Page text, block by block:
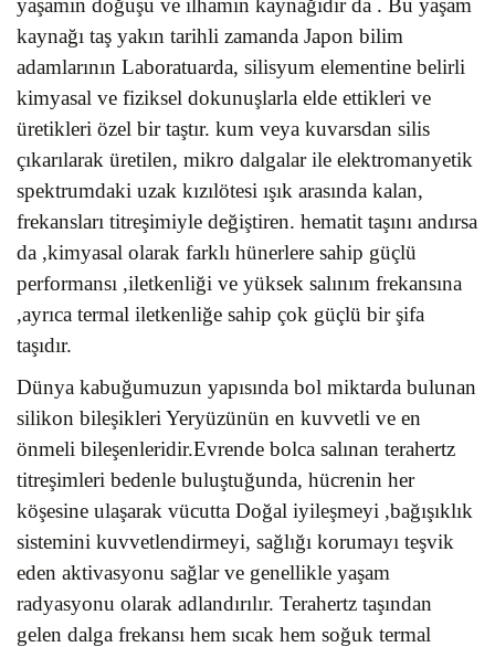
yaşamın doğuşu ve ilhamın kaynağıdır da . Bu yaşam
kaynağı taş yakın tarihli zamanda Japon bilim
adamlarının Laboratuarda, silisyum elementine belirli
kimyasal ve fiziksel dokunuşlarla elde ettikleri ve
üretikleri özel bir taştır. kum veya kuvarsdan silis
çıkarılarak üretilen, mikro dalgalar ile elektromanyetik
spektrumdaki uzak kızılötesi ışık arasında kalan,
frekansları titreşimiyle değiştiren. hematit taşını andırsa
da ,kimyasal olarak farklı hünerlere sahip güçlü
performansı ,iletkenliği ve yüksek salınım frekansına
,ayrıca termal iletkenliğe sahip çok güçlü bir şifa
taşıdır.
Dünya kabuğumuzun yapısında bol miktarda bulunan
silikon bileşikleri Yeryüzünün en kuvvetli ve en
önmeli bileşenleridir.Evrende bolca salınan terahertz
titreşimleri bedenle buluştuğunda, hücrenin her
köşesine ulaşarak vücutta Doğal iyileşmeyi ,bağışıklık
sistemini kuvvetlendirmeyi, sağlığı korumayı teşvik
eden aktivasyonu sağlar ve genellikle yaşam
radyasyonu olarak adlandırılır. Terahertz taşından
gelen dalga frekansı hem sıcak hem soğuk termal